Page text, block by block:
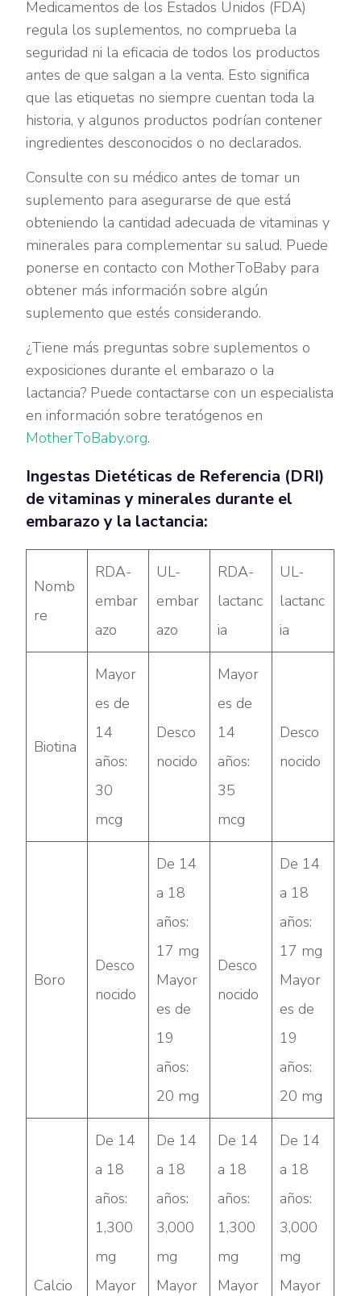
Medicamentos de los Estados Unidos (FDA)
regula los suplementos, no comprueba la
seguridad ni la eficacia de todos los productos
antes de que salgan a la venta. Esto significa
que las etiquetas no siempre cuentan toda la
historia, y algunos productos podrían contener
ingredientes desconocidos o no declarados.
Consulte con su médico antes de tomar un
suplemento para asegurarse de que está
obteniendo la cantidad adecuada de vitaminas y
minerales para complementar su salud. Puede
ponerse en contacto con MotherToBaby para
obtener más información sobre algún
suplemento que estés considerando.
¿Tiene más preguntas sobre suplementos o
exposiciones durante el embarazo o la
lactancia? Puede contactarse con un especialista
en información sobre teratógenos en
MotherToBaby.org.
Ingestas Dietéticas de Referencia (DRI)
de vitaminas y minerales durante el
embarazo y la lactancia:
Nomb
re
RDA-
embar
azo
UL-
embar
azo
RDA-
lactanc
ia
UL-
lactanc
ia
Biotina
Mayor
es de
14
años:
30
mcg
Desco
nocido
Mayor
es de
14
años:
35
mcg
Desco
nocido
Boro
Desco
nocido
De 14
a 18
años:
17 mg
Mayor
es de
19
años:
20 mg
Desco
nocido
De 14
a 18
años:
17 mg
Mayor
es de
19
años:
20 mg
Calcio
De 14
a 18
años:
1,300
mg
Mayor
De 14
a 18
años:
3,000
mg
Mayor
De 14
a 18
años:
1,300
mg
Mayor
De 14
a 18
años:
3,000
mg
Mayor